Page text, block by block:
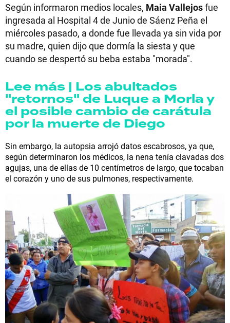
Según informaron medios locales, Maia Vallejosfue
ingresada al Hospital 4 de Junio de Sáenz Peña el
miércoles pasado, a donde fue llevada ya sin vida por
su madre, quien dijo que dormía la siesta y que
cuando se despertó su beba estaba "morada".
Lee más | Los abultados
"retornos" de Luque a Morla y
el posible cambio de carátula
por la muerte de Diego
Sin embargo, la autopsia arrojó datos escabrosos, ya que,
según determinaron los médicos, la nena tenía clavadas dos
agujas, una de ellas de 10 centímetros de largo, que tocaban
el corazón y uno de sus pulmones, respectivamente.